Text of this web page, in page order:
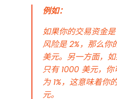
例如：
如果你的交易资金
风险是 2%，那么你
美元。另一方面，
只有 1000 美元，
为 1%，这意味着你
元。